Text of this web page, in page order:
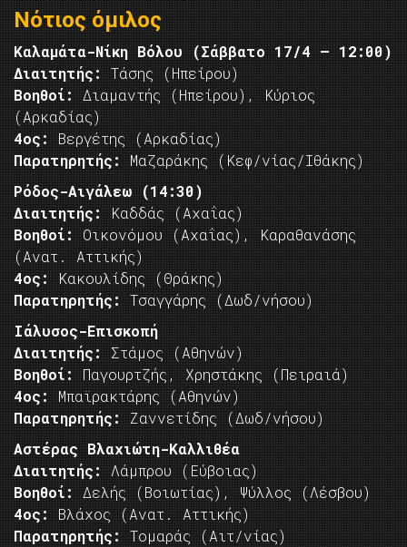
Νότιος όμιλος
Καλαμάτα-Νίκη Βόλου (Σάββατο 17/4 – 12:00)
Διαιτητής:
Τάσης (Ηπείρου)
Βοηθοί:
Διαμαντής (Ηπείρου), Κύριος
(Αρκαδίας)
4ος:
Βεργέτης (Αρκαδίας)
Παρατηρητής:
Μαζαράκης (Κεφ/νίας/Ιθάκης)
Ρόδος-Αιγάλεω (14:30)
Διαιτητής:
Καδδάς (Αχαΐας)
Βοηθοί:
Οικονόμου (Αχαΐας), Καραθανάσης
(Ανατ. Αττικής)
4ος:
Κακουλίδης (Θράκης)
Παρατηρητής:
Τσαγγάρης (Δωδ/νήσου)
Ιάλυσος-Επισκοπή
Διαιτητής:
Στάμος (Αθηνών)
Βοηθοί:
Παγουρτζής, Χρηστάκης (Πειραιά)
4ος:
Μπαϊρακτάρης (Αθηνών)
Παρατηρητής:
Ζαννετίδης (Δωδ/νήσου)
Αστέρας Βλαχιώτη-Καλλιθέα
Διαιτητής:
Λάμπρου (Εύβοιας)
Βοηθοί:
Δελής (Βοιωτίας), Ψύλλος (Λέσβου)
4ος:
Βλάχος (Ανατ. Αττικής)
Παρατηρητής:
Τομαράς (Αιτ/νίας)